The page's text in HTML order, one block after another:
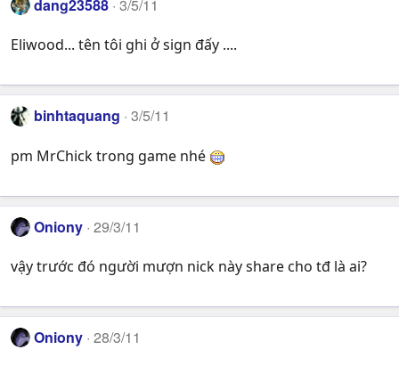
dang23588 3/5/11
Eliwood... tên tôi ghi ở sign đấy ....
binhtaquang 3/5/11
pm MrChick trong game nhé
Oniony 29/3/11
vậy trước đó người mượn nick này share cho tđ là ai?
Oniony 28/3/11